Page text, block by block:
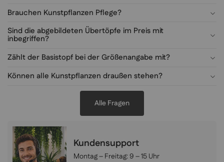
Brauchen Kunstpflanzen Pflege?
Sind die abgebildeten Übertöpfe im Preis mit
inbegriffen?
Zählt der Basistopf bei der Größenangabe mit?
Können alle Kunstpflanzen draußen stehen?
Alle Fragen
Kundensupport
Montag – Freitag: 9 – 15 Uhr